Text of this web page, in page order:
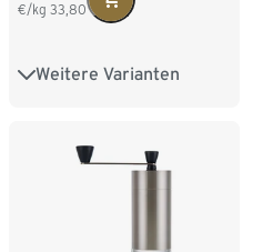
€/kg 33,80
Weitere Varianten
500 g Ganze Bohne
4 x 1 kg Ganze Bohne